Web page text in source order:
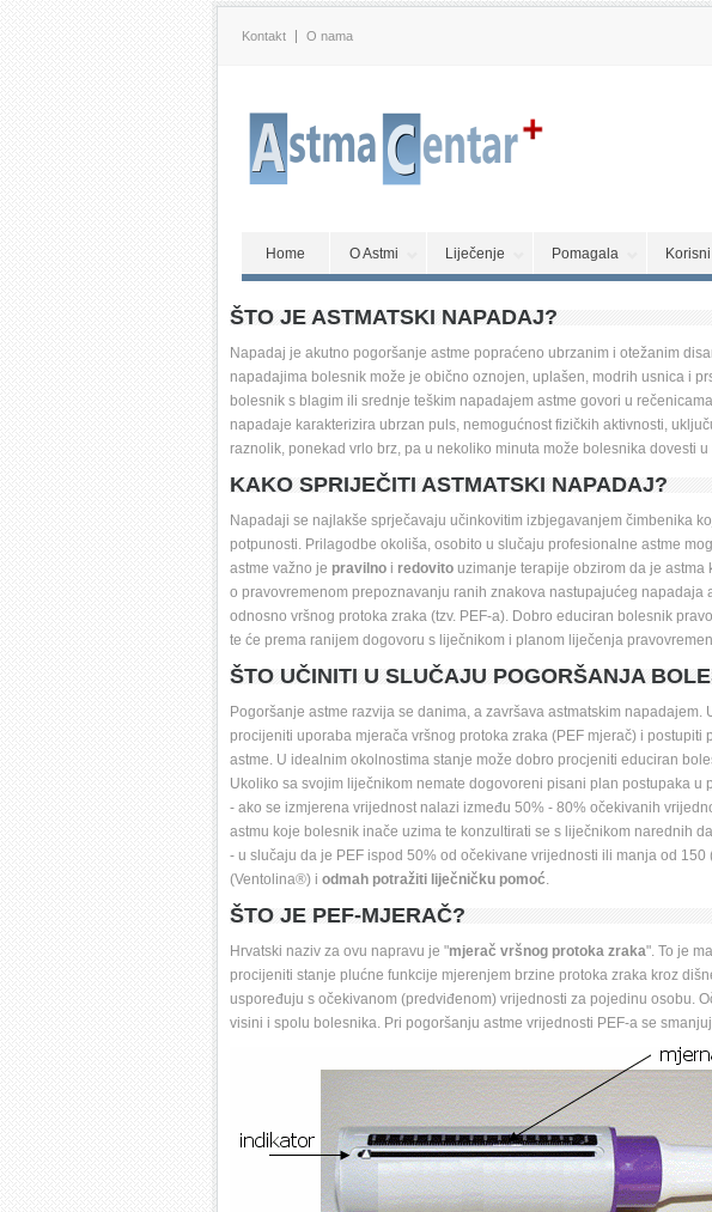
Kontakt O nama
Home O Astmi Liječenje Pomagala
ŠTO JE ASTMATSKI NAPADAJ?
Napadaj je akutno pogoršanje astme popraćeno ubrzanim i otežanim
napadajima bolesnik može je obično oznojen, uplašen, modrih usnica i
bolesnik s blagim ili srednje teškim napadajem astme govori u
napadaje karakterizira ubrzan puls, nemogućnost fizičkih aktivnosti,
raznolik, ponekad vrlo brz, pa u nekoliko minuta može bolesnika dovesti
KAKO SPRIJEČITI ASTMATSKI NAPADAJ?
Napadaji se najlakše sprječavaju učinkovitim izbjegavanjem čimbenika
potpunosti. Prilagodbe okoliša, osobito u slučaju profesionalne astme
astme važno je pravilno i redovito uzimanje terapije obzirom da je
o pravovremenom prepoznavanju ranih znakova nastupajućeg napadaja
odnosno vršnog protoka zraka (tzv. PEF-a). Dobro educiran bolesnik
te će prema ranijem dogovoru s liječnikom i planom liječenja
ŠTO UČINITI U SLUČAJU POGORŠANJA
Pogoršanje astme razvija se danima, a završava astmatskim
procijeniti uporaba mjerača vršnog protoka zraka (PEF mjerač) i
astme. U idealnim okolnostima stanje može dobro procjeniti educiran
Ukoliko sa svojim liječnikom nemate dogovoreni pisani plan postupaka
- ako se izmjerena vrijednost nalazi između 50% - 80% očekivanih
astmu koje bolesnik inače uzima te konzultirati se s liječnikom narednih
- u slučaju da je PEF ispod 50% od očekivane vrijednosti ili manja od
(Ventolina®) i odmah potražiti liječničku pomoć.
ŠTO JE PEF-MJERAČ?
Hrvatski naziv za ovu napravu je "mjerač vršnog protoka zraka". To je
procijeniti stanje plućne funkcije mjerenjem brzine protoka zraka kroz
uspoređuju s očekivanom (predviđenom) vrijednosti za pojedinu osobu.
visini i spolu bolesnika. Pri pogoršanju astme vrijednosti PEF-a se